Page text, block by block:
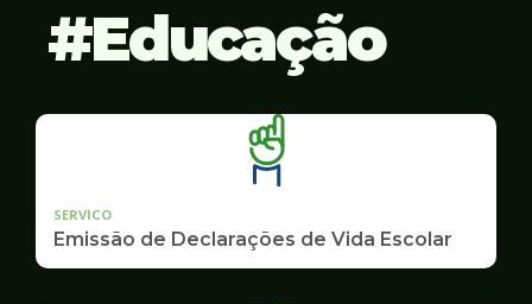
Educação
SERVICO
Emissão de Declarações de Vida Escolar